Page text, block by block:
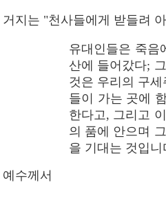
거지는 "천사들에게 받들려
유대인들은 죽음
산에 들어갔다;
것은 우리의 구
들이 가는 곳에
한다고, 그리고
의 품에 안으며
을 기대는 것입니
예수께서